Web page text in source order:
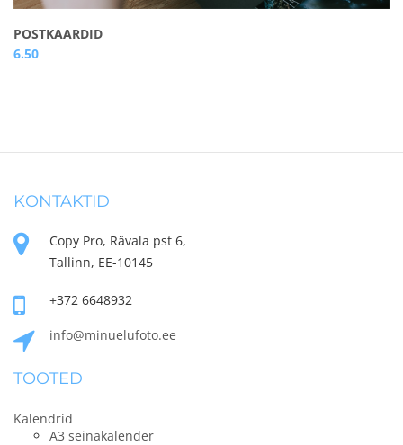
POSTKAARDID
6.50
KONTAKTID
Copy Pro, Rävala pst 6,
Tallinn, EE-10145
+372 6648932
info@minuelufoto.ee
TOOTED
Kalendrid
A3 seinakalender